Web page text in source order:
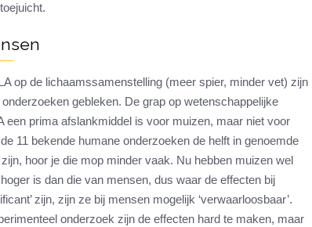
op de lichaamssamenstelling (meer spier, minder vet) zijn
gebleken. De grap op wetenschappelijke
een prima afslankmiddel is voor muizen, maar niet voor
11 bekende humane onderzoeken de helft in genoemde
hoor je die mop minder vaak. Nu hebben muizen wel
is dan die van mensen, dus waar de effecten bij
zijn, zijn ze bij mensen mogelijk ‘verwaarloosbaar’.
onderzoek zijn de effecten hard te maken, maar